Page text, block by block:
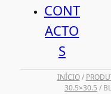
CONT
ACTO
S
INÍCIO/
30.5×30.5 /